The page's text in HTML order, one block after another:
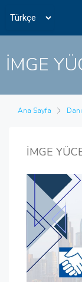
İMGE
Ana Sayfa
İMGE